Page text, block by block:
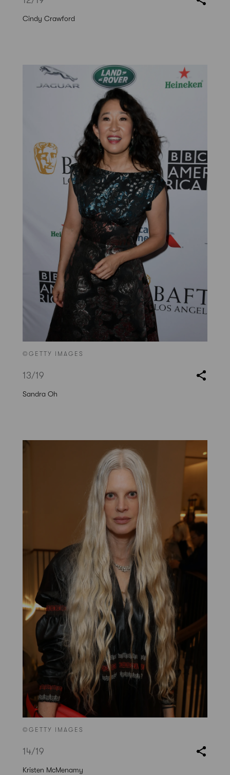
Cindy Crawford
©GETTY IMAGES
13/19
Sandra Oh
©GETTY IMAGES
14/19
Kristen McMenamy